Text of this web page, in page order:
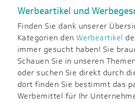
Werbeartikel und
Finden Sie dank unserer
Kategorien denWerbeartikel
immer gesucht haben! Sie
Schauen Sie in unseren
oder suchen Sie direkt durch
dort finden Sie bestimmt das
Werbemittel für Ihr